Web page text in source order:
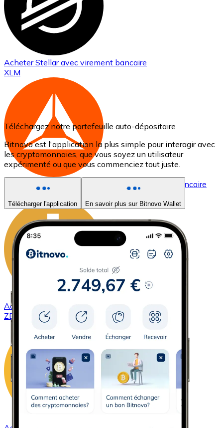
AcheterStellaravec virement bancaire
XLM
Basic Attention Token
avec virement bancaire
Acheter
ZEC
Téléchargez notre portefeuille auto-dépositaire
Bitnovo est l'application la plus simple pour interagir avec
les cryptomonnaies, que vous soyez un utilisateur
expérimenté ou que vous commenciez tout juste.
Télécharger l'application En savoir plus sur Bitnovo Wallet